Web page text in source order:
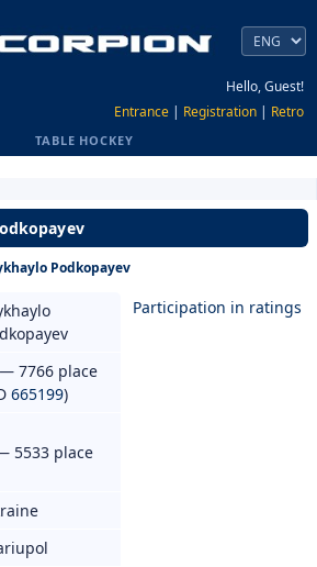
Hello, Guest!
Entrance | Registration | Retro
TABLE HOCKEY
Podkopayev
Participation in ratings
7766 place
665199)
5533 place